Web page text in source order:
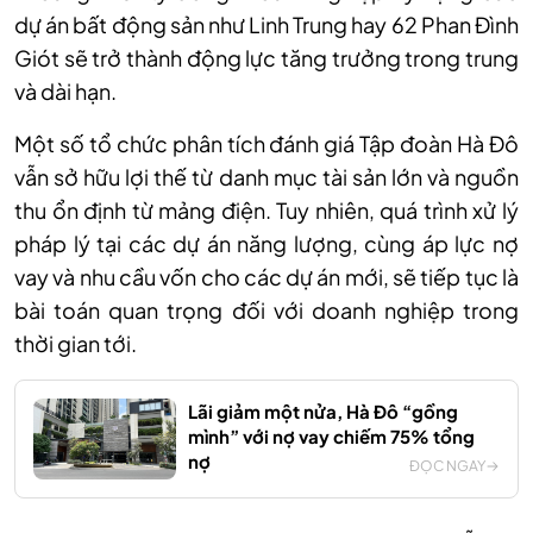
dự án bất động sản như Linh Trung hay 62 Phan Đình
Giót sẽ trở thành động lực tăng trưởng trong trung
và dài hạn.
Một số tổ chức phân tích đánh giá Tập đoàn Hà Đô
vẫn sở hữu lợi thế từ danh mục tài sản lớn và nguồn
thu ổn định từ mảng điện. Tuy nhiên, quá trình xử lý
pháp lý tại các dự án năng lượng, cùng áp lực nợ
vay và nhu cầu vốn cho các dự án mới, sẽ tiếp tục là
bài toán quan trọng đối với doanh nghiệp trong
thời gian tới.
Lãi giảm một nửa, Hà Đô “gồng
mình” với nợ vay chiếm 75% tổng
nợ
ĐỌC NGAY